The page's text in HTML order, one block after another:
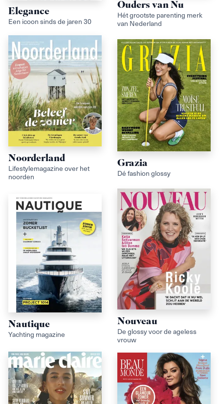
Elegance
Een icoon sinds de jaren 30
Ouders van Nu
Hét grootste parenting merk
van Nederland
Noorderland
Lifestylemagazine over het
noorden
Grazia
Dé fashion glossy
Nautique
Yachting magazine
Nouveau
De glossy voor de ageless
vrouw